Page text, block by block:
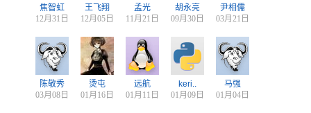
焦智虹
12月31日
王飞翔
12月05日
孟光
11月21日
胡永亮
09月30日
尹相儒
03月21日
陈敬秀
03月08日
烫屯
01月16日
远航
01月11日
keri..
01月09日
马强
01月04日